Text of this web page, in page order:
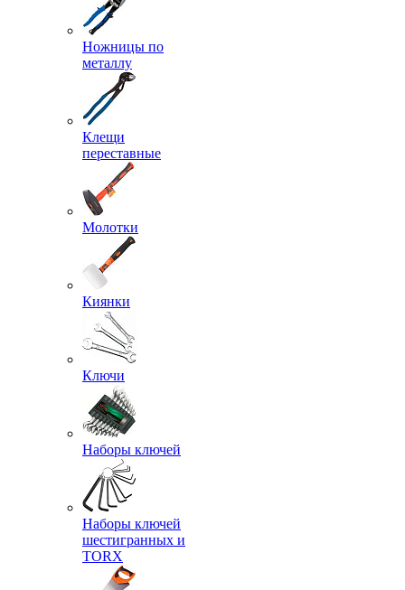
Ножницы по
металлу
Клещи
переставные
Молотки
Киянки
Ключи
Наборы ключей
Наборы ключей
шестигранных и
TORX